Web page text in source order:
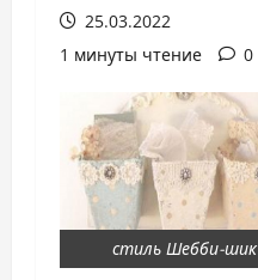
25.03.2022
1 минуты чтение
0
стиль Шебби-шик